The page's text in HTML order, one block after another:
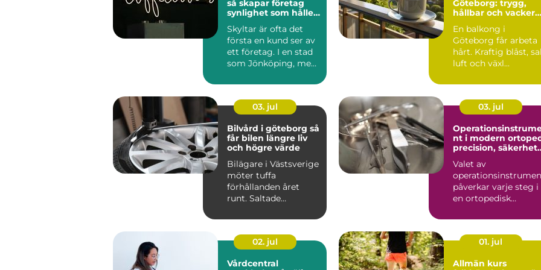
så skapar företag
synlighet som håller
Skyltar är ofta det
första en kund ser av
ett företag. I en stad
som Jönköping, med
Göteborg: trygg,
hållbar och vacker
En balkong i
Göteborg får arbeta
hårt. Kraftig blåst,
luft och växl...
03. jul
Bilvård i göteborg så
får bilen längre liv
och högre värde
Bilägare i Västsverige
möter tuffa
förhållanden året
runt. Saltade
stora delar av ...
03. jul
nt i modern
precision, säkerhet
kvalitet
Valet av
påverkar varje steg i
en ortopedisk
hudsnitt ti...
02. jul
Vårdcentral
01. jul
Allmän kurs